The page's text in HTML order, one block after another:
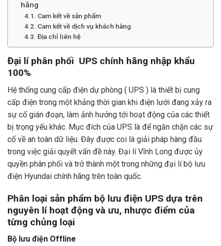
hãng
Cam kết về sản phẩm
Cam kết về dịch vụ khách hàng
Địa chỉ liên hệ
Đại lí phân phối UPS chính hãng nhập khẩu
100%
Hệ thống cung cấp điện dự phòng ( UPS ) là thiết bị cung
cấp điện trong một khảng thời gian khi điện lưới đang xảy ra
sự cố gián đoạn, làm ảnh hưởng tới hoạt động của các thiết
bị trọng yếu khác. Mục đích của UPS là để ngăn chặn các sự
cố về an toàn dữ liệu. Đây được coi là giải pháp hàng đầu
trong việc giải quyết vấn đề này. Đại lí Vĩnh Long được ủy
quyền phân phối và trở thành một trong những đại lí bộ lưu
điện Hyundai chính hãng trên toàn quốc.
Phân loại sản phẩm bộ lưu điện UPS dựa trên
nguyên lí hoạt động và ưu, nhược điểm của
từng chủng loại
Bộ lưu điện Offline